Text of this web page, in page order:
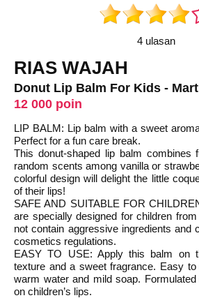
4 ulasan
RIAS WAJAH
Donut Lip Balm For Kids -
12 000 poin
LIP BALM: Lip balm with a sweet
Perfect for a fun care break.
This donut-shaped lip balm combines
random scents among vanilla or
colorful design will delight the little
of their lips!
SAFE AND SUITABLE FOR
are specially designed for children
not contain aggressive ingredients and
cosmetics regulations.
EASY TO USE: Apply this balm on
texture and a sweet fragrance. Easy
warm water and mild soap.
on children’s lips.